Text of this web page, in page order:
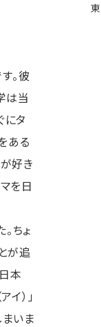
。彼
は当
タ
ある
好き
を日
ちょ
が追
本
）」
いま